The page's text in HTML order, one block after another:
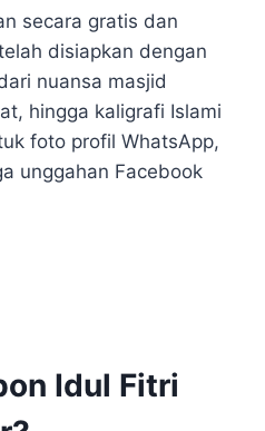
secara gratis dan
disiapkan dengan
nuansa masjid
hingga kaligrafi Islami
foto profil WhatsApp,
unggahan Facebook
Idul Fitri